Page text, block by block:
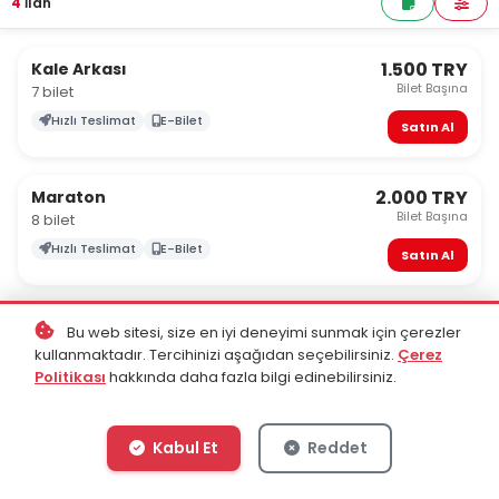
Kale Arkası
7 bilet
1.500 TRY
Bilet Başına
Hızlı Teslimat
E-Bilet Satın Al
Maraton
8 bilet
2.000 TRY
Bilet Başına
Hızlı Teslimat
E-Bilet Satın Al
Vip
9 bilet
2.500 TRY
Bilet Başına
Hızlı Teslimat
E-Bilet
Bu web sitesi, size en iyi deneyimi sunmak için çerezler
kullanmaktadır. Tercihinizi aşağıdan seçebilirsiniz. Çerez
Politikası hakkında daha fazla bilgi edinebilirsiniz.
Kabul Et Reddet